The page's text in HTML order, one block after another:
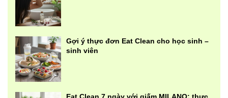
Gợi ý thực đơn Eat Clean cho học sinh –
sinh viên